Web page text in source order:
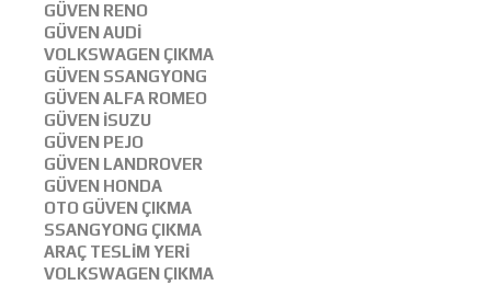
GÜVEN RENO
GÜVEN AUDİ
VOLKSWAGEN ÇIKMA
GÜVEN SSANGYONG
GÜVEN ALFA ROMEO
GÜVEN İSUZU
GÜVEN PEJO
GÜVEN LANDROVER
GÜVEN HONDA
OTO GÜVEN ÇIKMA
SSANGYONG ÇIKMA
ARAÇ TESLİM YERİ
VOLKSWAGEN ÇIKMA